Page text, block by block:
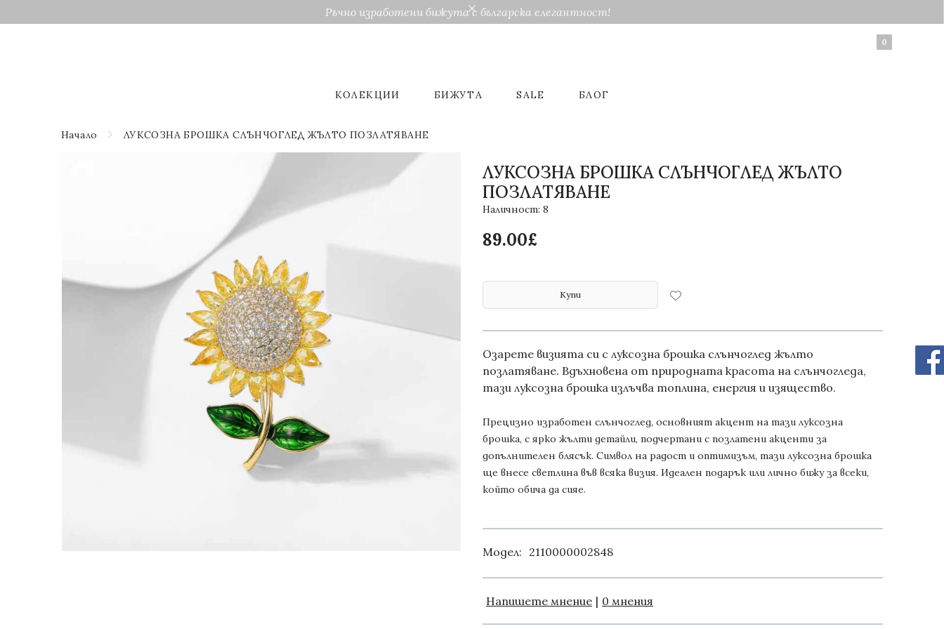
Ръчно изработени бижута с българска елегантност!
0
0
КОЛЕКЦИИ БИЖУТА SALE БЛОГ
Начало ЛУКСОЗНА БРОШКА СЛЪНЧОГЛЕД ЖЪЛТО ПОЗЛАТЯВАНЕ
ЛУКСОЗНА БРОШКА СЛЪНЧОГЛЕД ЖЪЛТО
ПОЗЛАТЯВАНЕ
Наличност: 8
89.00£
Купи
Озарете визията си с луксозна брошка слънчоглед жълто
позлатяване. Вдъхновена от природната красота на слънчогледа,
тази луксозна брошка излъчва топлина, енергия и изящество.
Прецизно изработен слънчоглед, основният акцент на тази луксозна
брошка, с ярко жълти детайли, подчертани с позлатени акценти за
допълнителен блясък. Символ на радост и оптимизъм, тази луксозна брошка
ще внесе светлина във всяка визия. Идеален подарък или лично бижу за всеки,
който обича да сияе.
Модел: 2110000002848
Напишете мнение | 0 мнения